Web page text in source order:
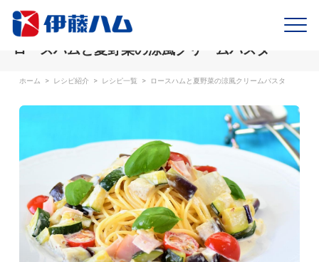
ロースハムと夏野菜の涼風クリームパスタ
ホーム > レシピ紹介 > レシピ一覧 > ロースハムと夏野菜の涼風クリームパスタ